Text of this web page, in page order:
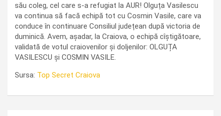
său coleg, cel care s-a refugiat la AUR! Olguța Vasilescu
va continua să facă echipă tot cu Cosmin Vasile, care va
conduce în continuare Consiliul județean după victoria de
duminică. Avem, așadar, la Craiova, o echipă cîștigătoare,
validată de votul craiovenilor și doljenilor: OLGUȚA
VASILESCU și COSMIN VASILE.
Sursa: Top Secret Craiova